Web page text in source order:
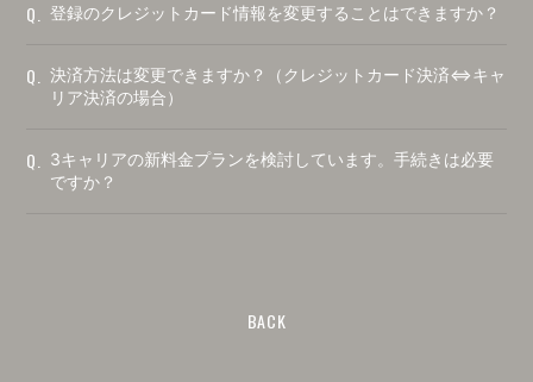
Q. 登録のクレジットカード情報を変更することはできますか？
Q.
決済方法は変更できますか？（クレジットカード決済⇔キャ
リア決済の場合）
Q.
3キャリアの新料金プランを検討しています。手続きは必要
ですか？
BACK